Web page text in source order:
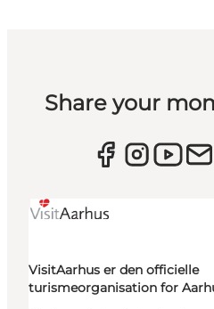
Share your
VisitAarhus er den officielle
turismeorganisation for